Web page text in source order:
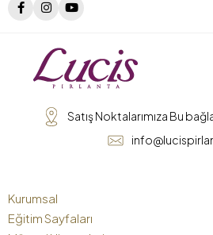
Satış Noktalarımıza Bu
Kurumsal
Eğitim Sayfaları